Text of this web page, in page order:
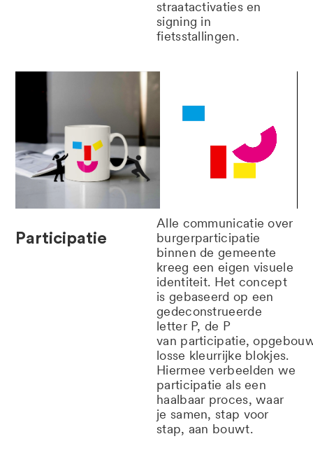
straatactivaties en
signing in
fietsstallingen.
Participatie
Alle communicatie over
burgerparticipatie
binnen de gemeente
kreeg een eigen visuele
identiteit. Het concept
is gebaseerd op een
gedeconstrueerde
letter P, de P
van participatie,
losse kleurrijke blokjes.
Hiermee verbeelden we
participatie als een
haalbaar proces, waar
je samen, stap voor
stap, aan bouwt.